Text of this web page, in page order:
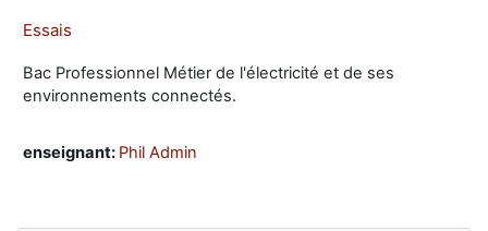
Essais
Bac Professionnel Métier de l'électricité et de ses
environnements connectés.
enseignant: Phil Admin